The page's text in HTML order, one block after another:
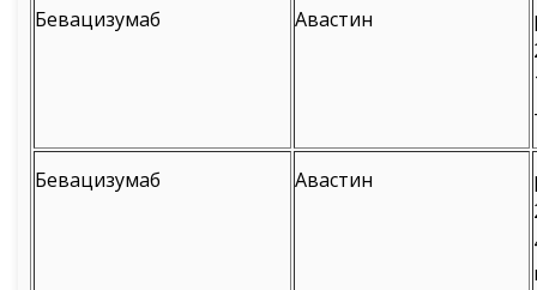
Бевацизумаб Авастин
Бевацизумаб Авастин